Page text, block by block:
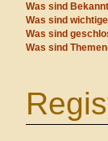
Was sind
Was sind
Was sind
Was sind